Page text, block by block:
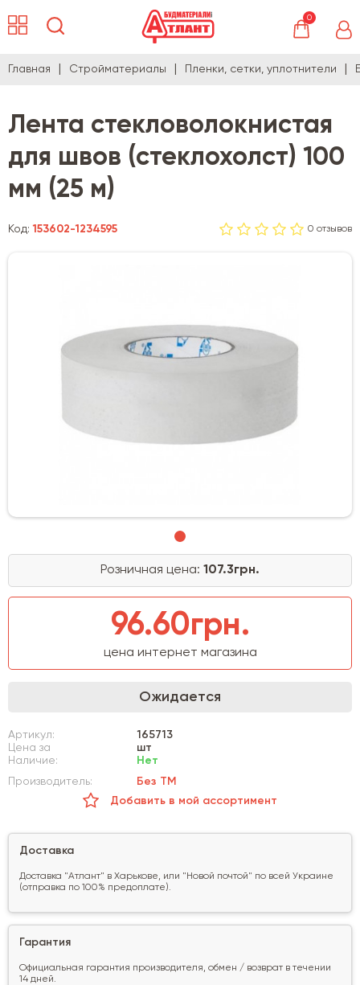
0
Главная Стройматериалы Пленки, сетки, уплотнители
Лента стекловолокнистая
для швов (стеклохолст) 100
мм (25 м)
Код:153602-1234595 0 отзывов
Розничная цена: 107.3грн.
96.60грн.
цена интернет магазина
Ожидается
Артикул:
165713
Цена за
шт
Наличие:
Нет
Производитель:
Без ТМ
Добавить в мой ассортимент
Доставка
Доставка "Атлант" в Харькове, или "Новой почтой" по всей Украине
(отправка по 100% предоплате).
Гарантия
Официальная гарантия производителя, обмен / возврат в течении
14 дней.